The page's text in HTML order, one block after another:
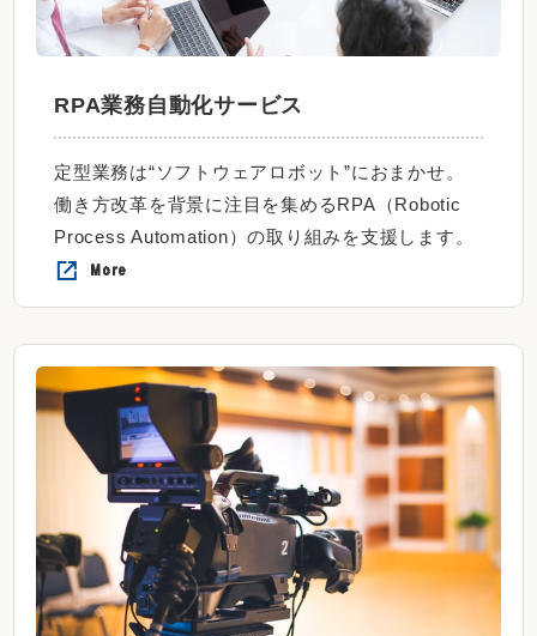
RPA業務自動化サービス
定型業務は“ソフトウェアロボット”におまかせ。
働き方改革を背景に注目を集めるRPA（Robotic
Process Automation）の取り組みを支援します。
More